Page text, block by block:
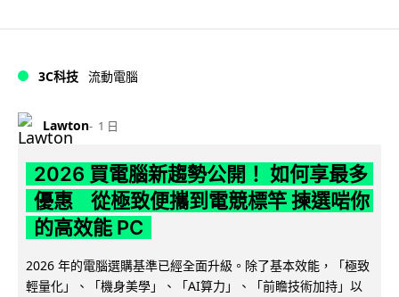
3C科技 流動電腦
Lawton 1 日
2026 買電腦新趨勢公開！ 如何享最多
優惠 從極致便攜到電競標竿 揀選啱你
的高效能 PC
2026 年的電腦選購基準已經全面升級。除了基本效能，「極致
輕量化」、「機身美學」、「AI算力」、「前瞻技術加持」以